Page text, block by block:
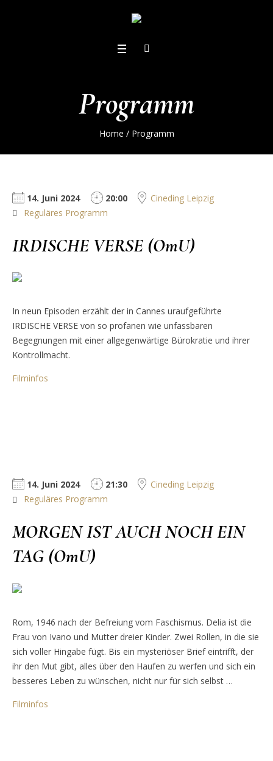
Programm
Home / Programm
14. Juni 2024 20:00
Cineding Leipzig
Reguläres Programm
IRDISCHE VERSE (OmU)
In neun Episoden erzählt der in Cannes uraufgeführte
IRDISCHE VERSE von so profanen wie unfassbaren
Begegnungen mit einer allgegenwärtige Bürokratie und ihrer
Kontrollmacht.
Filminfos
14. Juni 2024 21:30
Cineding Leipzig
Reguläres Programm
MORGEN IST AUCH NOCH EIN
TAG (OmU)
Rom, 1946 nach der Befreiung vom Faschismus. Delia ist die
Frau von Ivano und Mutter dreier Kinder. Zwei Rollen, in die sie
sich voller Hingabe fügt. Bis ein mysteriöser Brief eintrifft, der
ihr den Mut gibt, alles über den Haufen zu werfen und sich ein
besseres Leben zu wünschen, nicht nur für sich selbst …
Filminfos